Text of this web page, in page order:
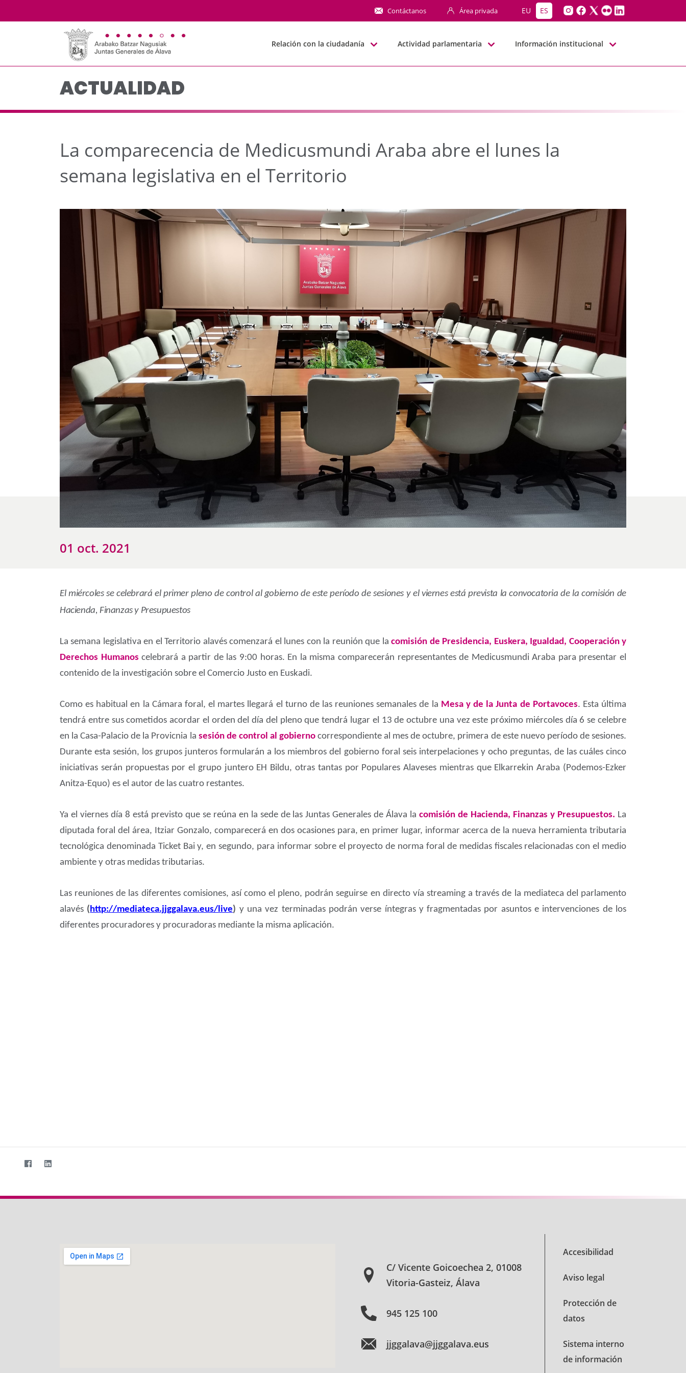
La comparecencia de Medicusmundi Araba abre el lunes la semana
Contáctanos Área privada EU ES
Relación con la ciudadanía Actividad parlamentaria Información institucional
ACTUALIDAD
La comparecencia de Medicusmundi Araba abre el lunes la
semana legislativa en el Territorio
01 oct. 2021
El miércoles se celebrará el primer pleno de control al gobierno de este período de sesiones y el viernes está prevista la convocatoria de la comisión de
Hacienda, Finanzas y Presupuestos
La semana legislativa en el Territorio alavés comenzará el lunes con la reunión que lacomisión de Presidencia, Euskera, Igualdad, Cooperación y
Derechos Humanoscelebrará a partir de las 9:00 horas. En la misma comparecerán representantes de Medicusmundi Araba para presentar el
contenido de la investigación sobre el Comercio Justo en Euskadi.
Como es habitual en la Cámara foral, el martes llegará el turno de las reuniones semanales de la Mesa y de la Junta de Portavoces. Esta última
tendrá entre sus cometidos acordar el orden del día del pleno que tendrá lugar el 13 de octubre una vez este próximo miércoles día 6 se celebre
en la Casa-Palacio de la Provicnia la sesión de control al gobiernocorrespondiente al mes de octubre, primera de este nuevo período de sesiones.
Durante esta sesión, los grupos junteros formularán a los miembros del gobierno foral seis interpelaciones y ocho preguntas, de las cuáles cinco
iniciativas serán propuestas por el grupo juntero EH Bildu, otras tantas por Populares Alaveses mientras que Elkarrekin Araba (Podemos-Ezker
Anitza-Equo) es el autor de las cuatro restantes.
Ya el viernes día 8 está previsto que se reúna en la sede de las Juntas Generales de Álava lacomisión de Hacienda, Finanzas y Presupuestos. La
diputada foral del área, Itziar Gonzalo, comparecerá en dos ocasiones para, en primer lugar, informar acerca de la nueva herramienta tributaria
tecnológica denominada Ticket Bai y, en segundo, para informar sobre el proyecto de norma foral de medidas fiscales relacionadas con el medio
ambiente y otras medidas tributarias.
Las reuniones de las diferentes comisiones, así como el pleno, podrán seguirse en directo vía streaming a través de la mediateca del parlamento
alavés (http://mediateca.jjggalava.eus/live) y una vez terminadas podrán verse íntegras y fragmentadas por asuntos e intervenciones de los
diferentes procuradores y procuradoras mediante la misma aplicación.
C/ Vicente Goicoechea 2, 01008
Vitoria-Gasteiz, Álava
945 125 100
jjggalava@jjggalava.eus
Accesibilidad
Aviso legal
Protección de
datos
Sistema interno
de información